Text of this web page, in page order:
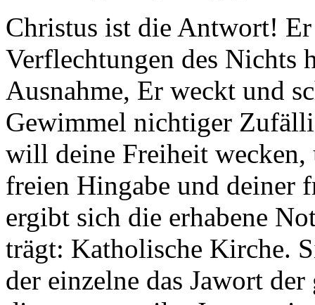
Christus ist die Antwort!
Verflechtungen des Nichts
Ausnahme, Er weckt und
Gewimmel nichtiger
will deine Freiheit wecken,
freien Hingabe und deiner
ergibt sich die erhabene
trägt: Katholische Kirche.
der einzelne das Jawort